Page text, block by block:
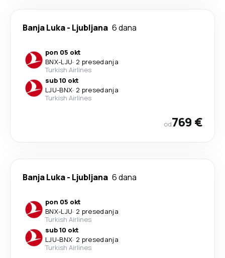
Banja Luka- Ljubljana 6 dana
pon 05 okt
BNX-LJU· 2 presedanja
Turkish Airlines
sub 10 okt
LJU-BNX· 2 presedanja
Turkish Airlines
od769 €
Banja Luka- Ljubljana 6 dana
pon 05 okt
BNX-LJU· 2 presedanja
Turkish Airlines
sub 10 okt
LJU-BNX· 2 presedanja
Turkish Airlines